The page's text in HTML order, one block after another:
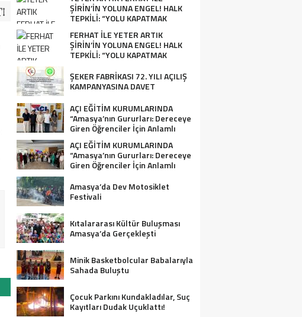
ŞİRİN’İN YOLUNA ENGEL! HALK
TEPKİLİ: “YOLU KAPATMAK
ÇÖZÜM DEĞİL, GÖREVİNİ YAP!”
FERHAT İLE YETER ARTIK
ŞİRİN’İN YOLUNA ENGEL! HALK
TEPKİLİ: “YOLU KAPATMAK
ŞEKER FABRİKASI 72. YILI AÇILIŞ
KAMPANYASINA DAVET
AÇI EĞİTİM KURUMLARINDA
“Amasya’nın Gururları: Dereceye
Giren Öğrenciler İçin Anlamlı
Tören”
AÇI EĞİTİM KURUMLARINDA
“Amasya’nın Gururları: Dereceye
Giren Öğrenciler İçin Anlamlı
Amasya’da Dev Motosiklet
Festivali
Kıtalararası Kültür Buluşması
Amasya’da Gerçekleşti
Minik Basketbolcular Babalarıyla
Sahada Buluştu
Çocuk Parkını Kundakladılar, Suç
Kayıtları Dudak Uçuklattı!